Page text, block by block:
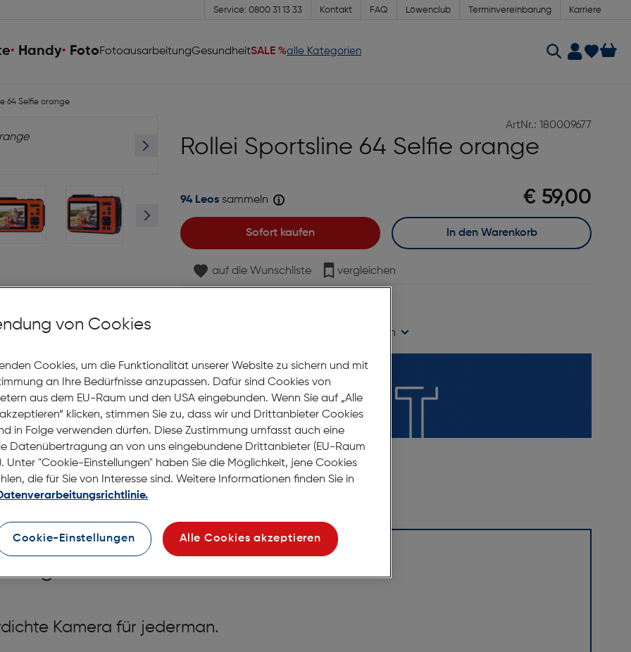
Service: 0800 31 13 33 Kontakt FAQ Löwenclub Terminvereinbarung Karriere
Handy FotoFotoausarbeitungGesundheitSALE %alle Kategorien
64 Selfie orange
ArtNr.: 180009677
Rollei Sportsline 64 Selfie orange
€ 59,00
94 Leos sammeln
Sofort kaufen In den Warenkorb
auf die Wunschliste vergleichen
Verfügbarkeit prüfen
Kamera für jederman.
von Cookies
Cookies, um die Funktionalität unserer Website zu sichern und mit
an Ihre Bedürfnisse anzupassen. Dafür sind Cookies von
aus dem EU-Raum und den USA eingebunden. Wenn Sie auf „Alle
klicken, stimmen Sie zu, dass wir und Drittanbieter Cookies
in Folge verwenden dürfen. Diese Zustimmung umfasst auch eine
Datenübertragung an von uns eingebundene Drittanbieter (EU-Raum
Unter "Cookie-Einstellungen" haben Sie die Möglichkeit, jene Cookies
die für Sie von Interesse sind. Weitere Informationen finden Sie in
Cookie-Einstellungen Alle Cookies akzeptieren